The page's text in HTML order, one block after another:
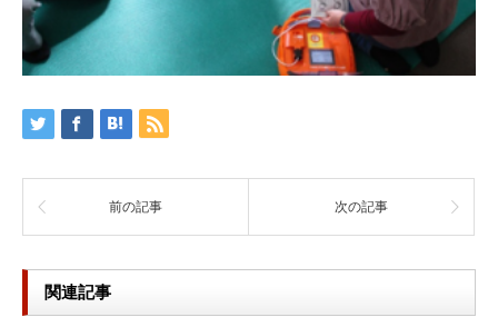
前の記事 次の記事
関連記事